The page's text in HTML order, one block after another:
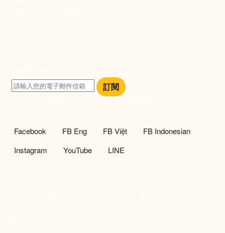
訂閱
社群選單
Facebook FB Eng FB Việt
FB Indonesian
Instagram
YouTube LINE